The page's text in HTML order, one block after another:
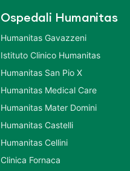
Ospedali Humanitas
Humanitas Gavazzeni
Istituto Clinico Humanitas
Humanitas San Pio X
Humanitas Medical Care
Humanitas Mater Domini
Humanitas Castelli
Humanitas Cellini
Clinica Fornaca